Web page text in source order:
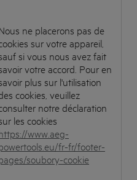
ne placerons pas de
sur votre appareil,
si vous nous avez fait
votre accord. Pour en
plus sur l'utilisation
cookies, veuillez
notre déclaration
les cookies
www.aeg-
fr-fr/footer-
soubory-cookie